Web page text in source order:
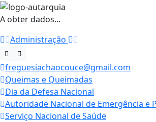
A obter dados...
Administração
freguesiachaocouce@gmail.com
Queimas e Queimadas
Dia da Defesa Nacional
Autoridade Nacional de Emergência e
Serviço Nacional de Saúde